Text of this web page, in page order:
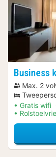
Business
Max. 2
Gratis wifi